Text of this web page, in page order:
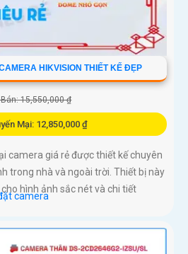
HIKVISION THIẾT KẾ ĐẸP
Bán: 15,550,000 ₫
Mại: 12,850,000 ₫
camera giá rẻ được thiết kế chuyên
trong nhà và ngoài trời. Thiết bị này
hình ảnh sắc nét và chi tiết